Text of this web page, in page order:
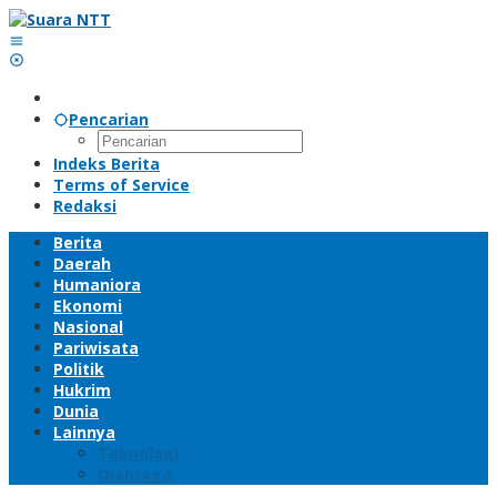
Lewati
ke
konten
Pencarian
Indeks Berita
Terms of Service
Redaksi
Berita
Daerah
Humaniora
Ekonomi
Nasional
Pariwisata
Politik
Hukrim
Dunia
Lainnya
Teknologi
Olahraga